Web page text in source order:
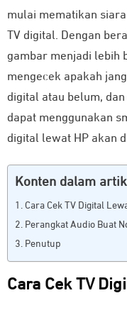
mulai mematikan
TV digital. Dengan
gambar menjadi lebih
mengecek apakah
digital atau belum,
dapat menggunakan
digital lewat HP akan
Konten dalam
Cara Cek TV Digital
Perangkat Audio Buat
Penutup
Cara Cek TV